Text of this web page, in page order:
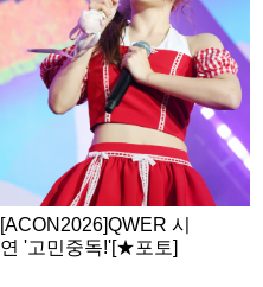
[ACON2026]QWER 시
연 '고민중독!'[★포토]